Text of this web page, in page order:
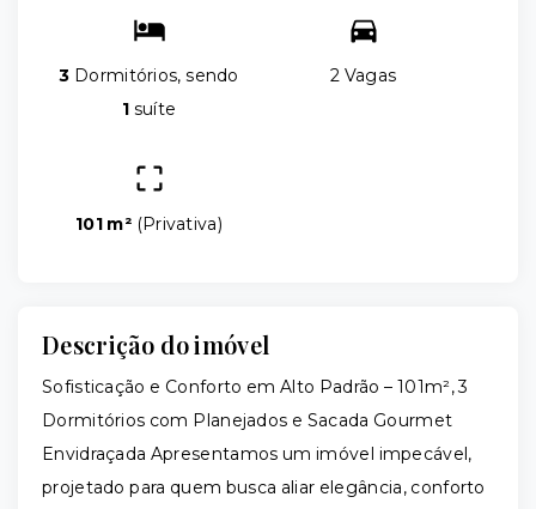
3 Dormitórios, sendo
1 suíte
2 Vagas
101 m² (Privativa)
Descrição do imóvel
Sofisticação e Conforto em Alto Padrão – 101m², 3
Dormitórios com Planejados e Sacada Gourmet
Envidraçada Apresentamos um imóvel impecável,
projetado para quem busca aliar elegância, conforto